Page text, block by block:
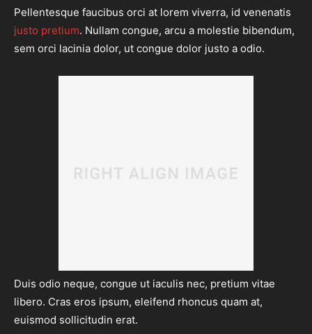
Pellentesque faucibus orci at lorem viverra, id venenatis
justo pretium. Nullam congue, arcu a molestie bibendum,
sem orci lacinia dolor, ut congue dolor justo a odio.
Duis odio neque, congue ut iaculis nec, pretium vitae
libero. Cras eros ipsum, eleifend rhoncus quam at,
euismod sollicitudin erat.